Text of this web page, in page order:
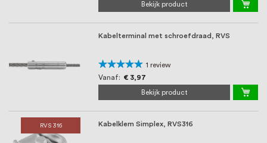
Bekijk product
Kabelterminal met schroefdraad, RVS
Waardering:
100%
1 review
Vanaf
€ 3,97
Bekijk product
RVS 316 Kabelklem Simplex, RVS316